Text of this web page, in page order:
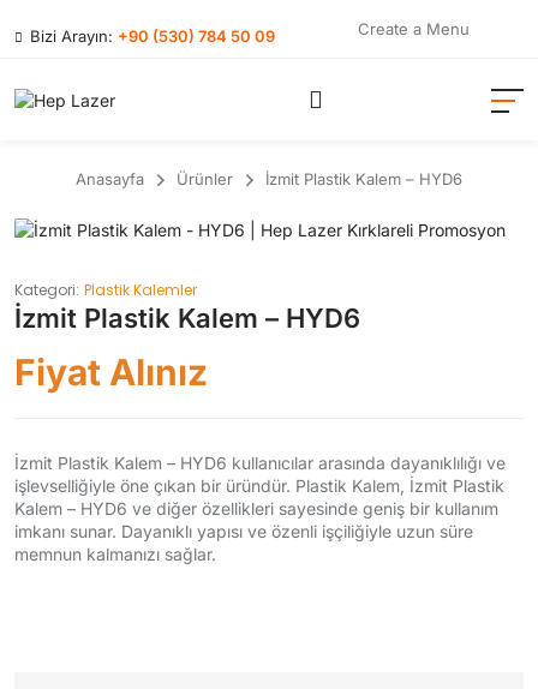
Bizi Arayın: +90 (530) 784 50 09 Create a Menu
Anasayfa Ürünler İzmit Plastik Kalem – HYD6
Kategori: Plastik Kalemler
İzmit Plastik Kalem – HYD6
Fiyat Alınız
İzmit Plastik Kalem – HYD6 kullanıcılar arasında dayanıklılığı ve
işlevselliğiyle öne çıkan bir üründür. Plastik Kalem, İzmit Plastik
Kalem – HYD6 ve diğer özellikleri sayesinde geniş bir kullanım
imkanı sunar. Dayanıklı yapısı ve özenli işçiliğiyle uzun süre
memnun kalmanızı sağlar.